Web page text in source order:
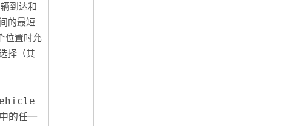
到达和
的最短
位置时允
择（其
的任一